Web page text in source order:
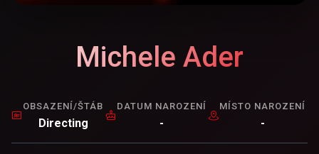
Michele Ader
OBSAZENÍ/ŠTÁB
Directing
DATUM NAROZENÍ
-
MÍSTO NAROZENÍ
-